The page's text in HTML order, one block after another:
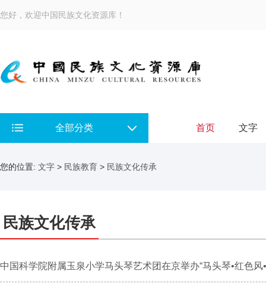
您好，欢迎中国民族文化资源库！
全部分类 首页 文字
您的位置: 文字 > 民族教育 > 民族文化传承
民族文化传承
中国科学院附属玉泉小学马头琴艺术团在京举办“马头琴•红色风